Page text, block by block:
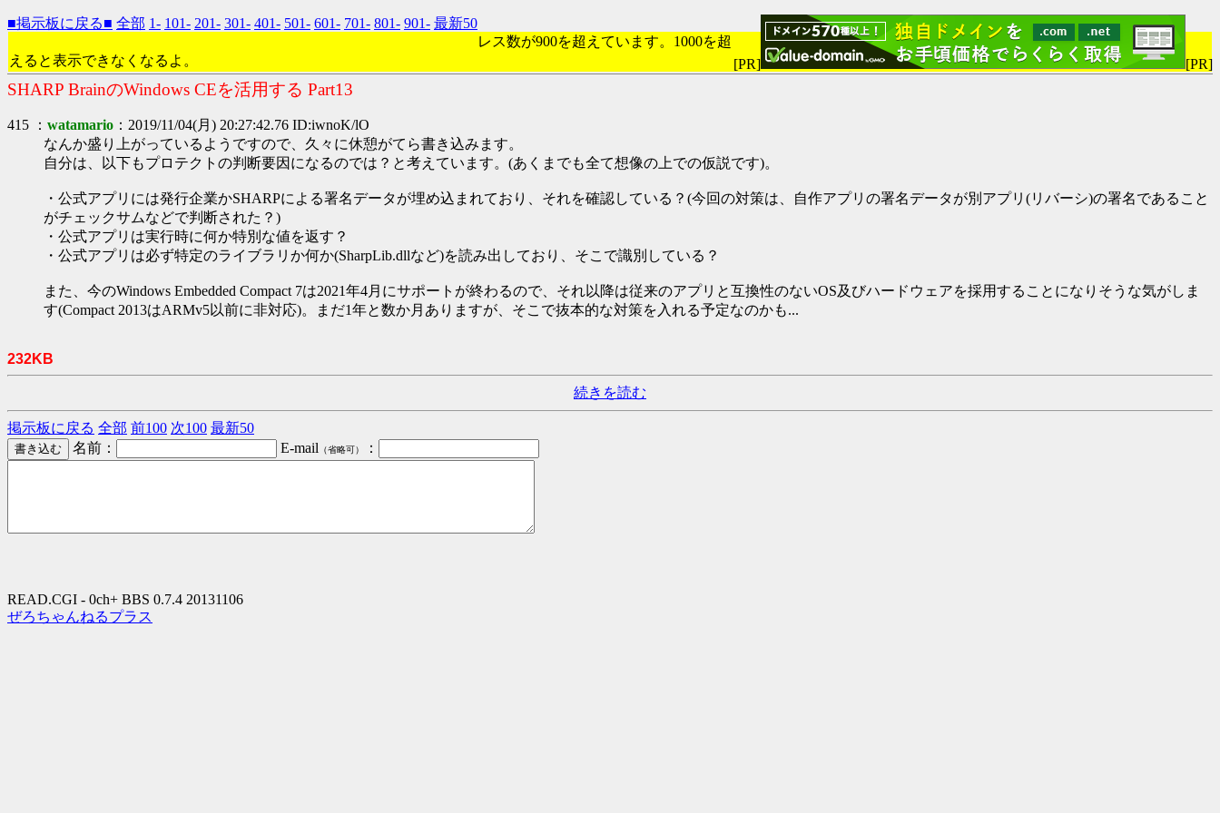
■掲示板に戻る■ 全部 1- 101- 201- 301- 401- 501- 601- 701- 801- 901- 最新50
[PR] [PR]
レス数が900を超えています。1000を超
えると表示できなくなるよ。
SHARP BrainのWindows CEを活用する Part13
415 ： watamario ：2019/11/04(月) 20:27:42.76 ID:iwnoK/lO
なんか盛り上がっているようですので、久々に休憩がてら書き込みます。
自分は、以下もプロテクトの判断要因になるのでは？と考えています。(あくまでも全て想像の上での仮説です)。
・公式アプリには発行企業かSHARPによる署名データが埋め込まれており、それを確認している？(今回の対策は、自作アプリの署名データが別アプリ(リバーシ)の署名であること
がチェックサムなどで判断された？)
・公式アプリは実行時に何か特別な値を返す？
・公式アプリは必ず特定のライブラリか何か(SharpLib.dllなど)を読み出しており、そこで識別している？
また、今のWindows Embedded Compact 7は2021年4月にサポートが終わるので、それ以降は従来のアプリと互換性のないOS及びハードウェアを採用することになりそうな気がしま
す(Compact 2013はARMv5以前に非対応)。まだ1年と数か月ありますが、そこで抜本的な対策を入れる予定なのかも...
232KB
続きを読む
掲示板に戻る 全部 前100 次100 最新50
名前：
E-mail （省略可） ：
READ.CGI - 0ch+ BBS 0.7.4 20131106
ぜろちゃんねるプラス